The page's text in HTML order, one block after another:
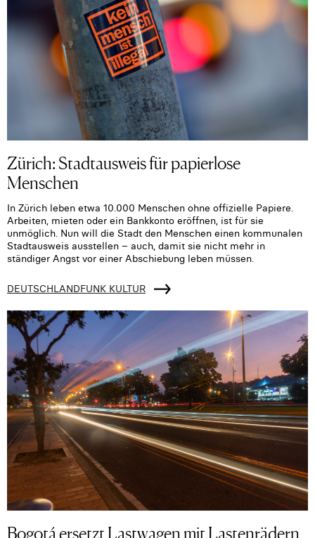
Zürich: Stadtausweis für papierlose
Menschen
In Zürich leben etwa 10.000 Menschen ohne offizielle Papiere.
Arbeiten, mieten oder ein Bankkonto eröffnen, ist für sie
unmöglich. Nun will die Stadt den Menschen einen kommunalen
Stadtausweis ausstellen – auch, damit sie nicht mehr in
ständiger Angst vor einer Abschiebung leben müssen.
DEUTSCHLANDFUNK KULTUR
Bogotá ersetzt Lastwagen mit Lastenrädern